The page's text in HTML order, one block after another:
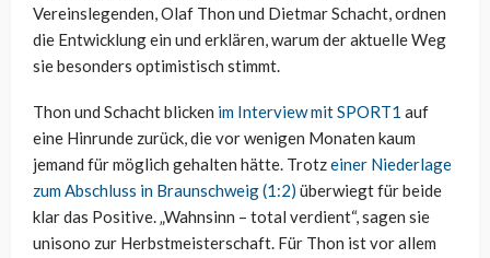
Vereinslegenden, Olaf Thon und Dietmar Schacht, ordnen
die Entwicklung ein und erklären, warum der aktuelle Weg
sie besonders optimistisch stimmt.
Thon und Schacht blicken im Interview mit SPORT1 auf
eine Hinrunde zurück, die vor wenigen Monaten kaum
jemand für möglich gehalten hätte. Trotzeiner Niederlage
zum Abschluss in Braunschweig (1:2) überwiegt für beide
klar das Positive. „Wahnsinn – total verdient“, sagen sie
unisono zur Herbstmeisterschaft. Für Thon ist vor allem